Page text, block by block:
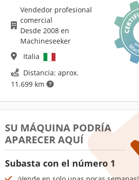
Vendedor profesional
comercial
Desde 2008 en
Machineseeker
Italia
Distancia: aprox.
11.699 km
SU MÁQUINA PODRÍA
APARECER AQUÍ
Subasta con el número 1